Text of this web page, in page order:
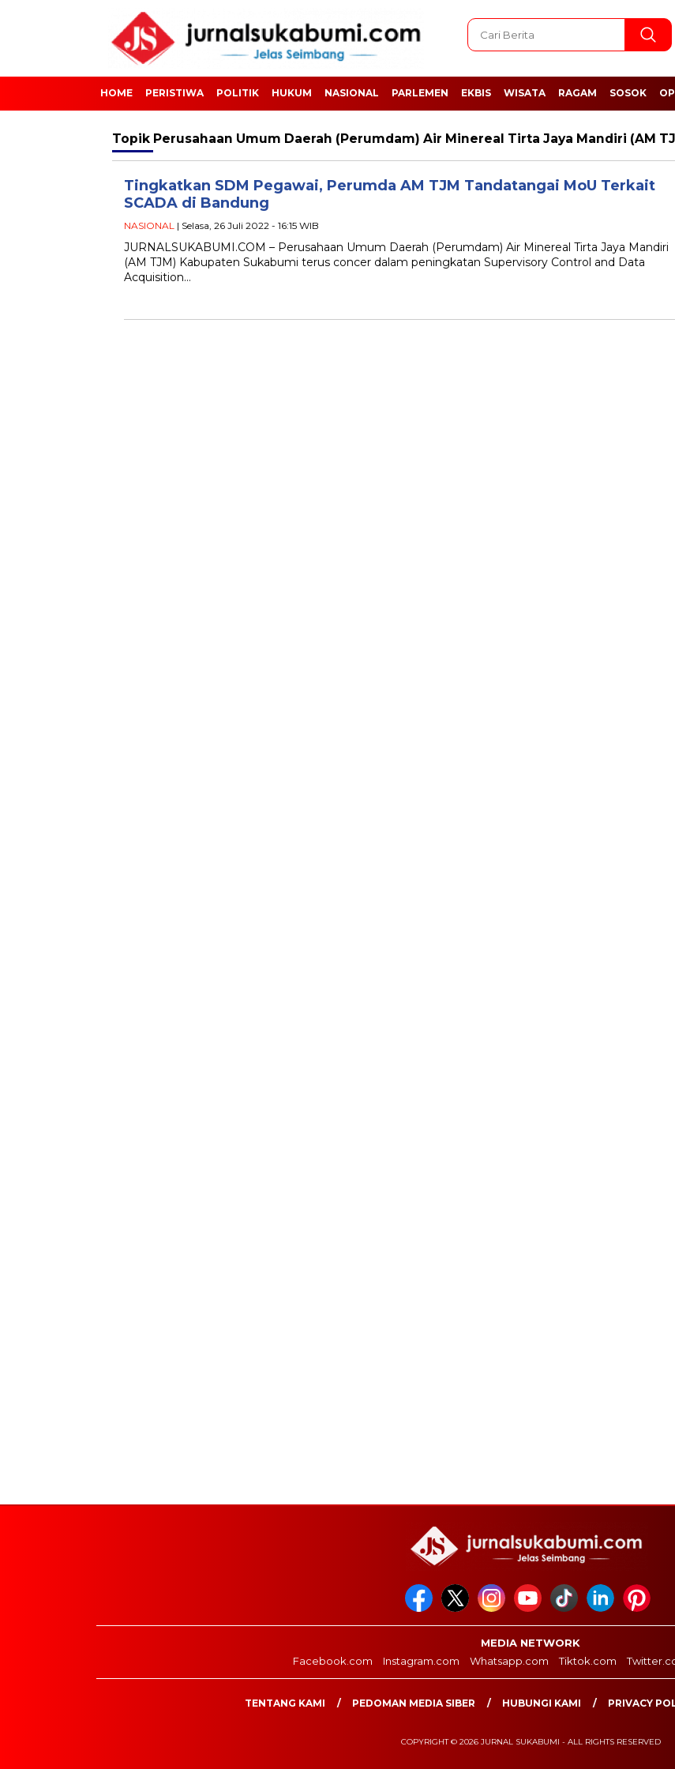
HOME PERISTIWA POLITIK HUKUM NASIONAL PARLEMEN EKBIS WISATA RAGAM SOSOK
Topik Perusahaan Umum Daerah (Perumdam) Air Minereal Tirta Jaya Mandiri (AM
Tingkatkan SDM Pegawai, Perumda AM TJM Tandatangai MoU Terkait
SCADA di Bandung
NASIONAL | Selasa, 26 Juli 2022 - 16:15 WIB
JURNALSUKABUMI.COM – Perusahaan Umum Daerah (Perumdam) Air Minereal Tirta Jaya Mandiri
(AM TJM) Kabupaten Sukabumi terus concer dalam peningkatan Supervisory Control and Data
Acquisition…
MEDIA NETWORK
Facebook.com
Instagram.com Whatsapp.com Tiktok.com
TENTANG KAMI PEDOMAN MEDIA SIBER HUBUNGI KAMI PRIVACY
COPYRIGHT © 2026 JURNAL SUKABUMI - ALL RIGHTS RESERVED